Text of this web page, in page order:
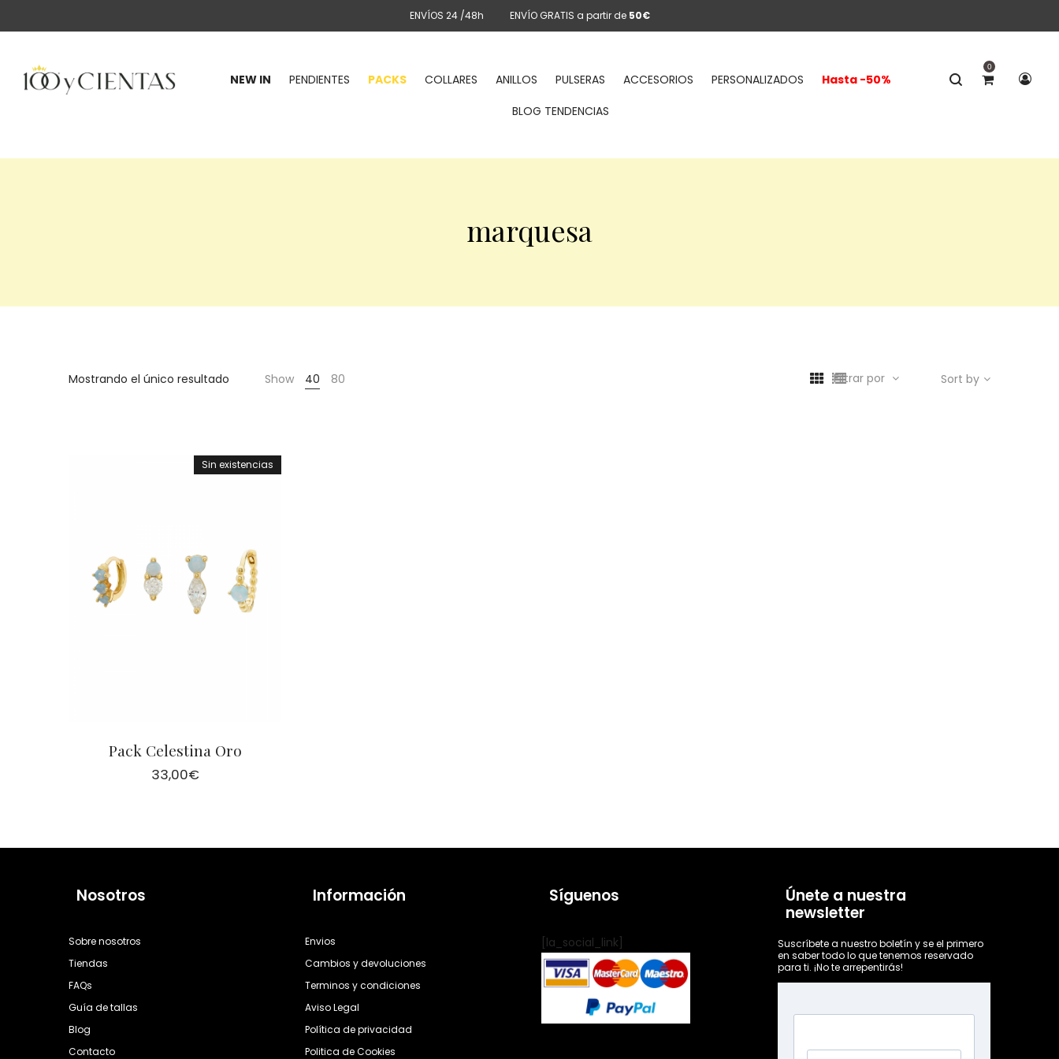
ENVÍOS 24 /48h ENVÍO GRATIS a partir de 50€
0
NEW IN PENDIENTES PACKS COLLARES ANILLOS PULSERAS ACCESORIOS PERSONALIZADOS
Hasta -50%
BLOG TENDENCIAS
marquesa
Mostrando el único resultado Show 40 80 Sort by
Filtrar por
Sin existencias
Pack Celestina Oro
33,00€
Nosotros
Sobre nosotros
Tiendas
FAQs
Guía de tallas
Blog
Contacto
Información
Envios
Cambios y devoluciones
Terminos y condiciones
Aviso Legal
Política de privacidad
Politica de Cookies
Síguenos
[la_social_link]
Únete a nuestra
newsletter
Suscríbete a nuestro boletín y se el primero
en saber todo lo que tenemos reservado
para ti. ¡No te arrepentirás!